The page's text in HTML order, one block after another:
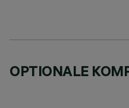
OPTIONALE